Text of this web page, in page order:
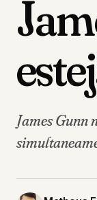
James